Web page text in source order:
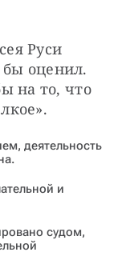
Руси
оценил.
на то, что
деятельность
и
судом,